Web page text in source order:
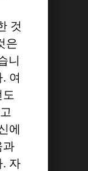
것
은
니
. 여
도
에
과
. 자